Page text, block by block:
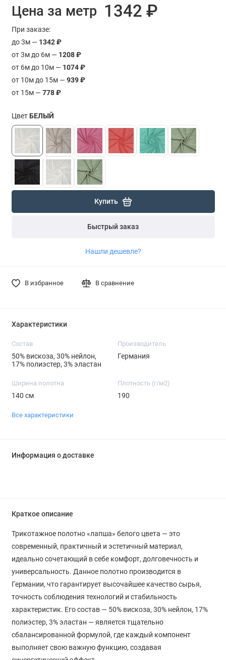
Цена за метр 1342 ₽
При заказе:
до 3м — 1342 ₽
от 3м до 6м — 1208 ₽
от 6м до 10м — 1074 ₽
от 10м до 15м —939 ₽
от 15м —778 ₽
ЦветБЕЛЫЙ
Купить
Быстрый заказ
Нашли дешевле?
В избранное В сравнение
Характеристики
Состав
50% вискоза, 30% нейлон,
17% полиэстер, 3% эластан
Производитель
Германия
Ширина полотна
140 см
Плотность (г/м2)
190
Все характеристики
Информация о доставке
Краткое описание
Трикотажное полотно «лапша» белого цвета — это
современный, практичный и эстетичный материал,
идеально сочетающий в себе комфорт, долговечность и
универсальность. Данное полотно производится в
Германии, что гарантирует высочайшее качество сырья,
точность соблюдения технологий и стабильность
характеристик. Его состав — 50% вискоза, 30% нейлон, 17%
полиэстер, 3% эластан — является тщательно
сбалансированной формулой, где каждый компонент
выполняет свою важную функцию, создавая